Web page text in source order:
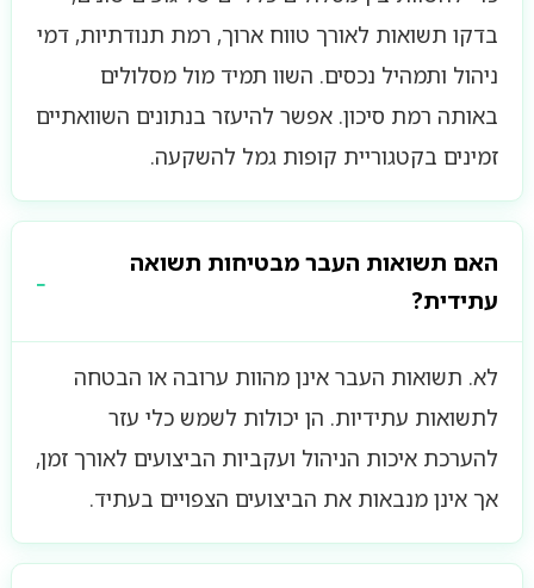
בדקו תשואות לאורך טווח ארוך, רמת תנודתיות, דמי
ניהול ותמהיל נכסים. השוו תמיד מול מסלולים
באותה רמת סיכון. אפשר להיעזר בנתונים השוואתיים
זמינים בקטגוריית קופות גמל להשקעה.
האם תשואות העבר מבטיחות תשואה
עתידית?
לא. תשואות העבר אינן מהוות ערובה או הבטחה
לתשואות עתידיות. הן יכולות לשמש כלי עזר
להערכת איכות הניהול ועקביות הביצועים לאורך זמן,
אך אינן מנבאות את הביצועים הצפויים בעתיד.